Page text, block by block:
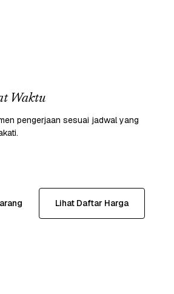
Waktu
pengerjaan sesuai jadwal yang
Lihat Daftar Harga